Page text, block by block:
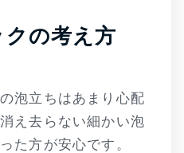
の考え方
泡立ちはあまり心配
え去らない細かい泡
た方が安心です。